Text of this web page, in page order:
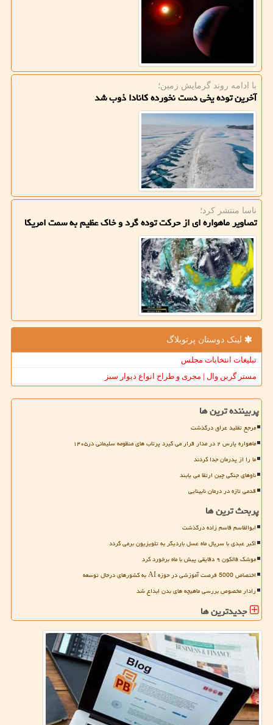
با ادامه روند گرمایش زمین؛
آخرین توده یخی دست نخورده كانادا ذوب شد
ناسا منتشر كرد؛
تصاویر ماهواره ای از حركت توده گرد و خاك عظیم به سمت امریكا
لینک دوستان پرتوبلاگ
تبلیغات انتخابات مجلس
مستر گرین وال | مجری و طراح انواع دیوار سبز
پربیننده ترین ها
مرجع تقلید عراق درگذشت
ماهواره پارس ۲ در مدار قرار می گیرد پرتاب های منظومه سلیمانی در۱۴۰۵
ما را از پدرمان جدا کردند
ناوهای جنگی چین ارتقا می یابند
قدمی تازه در درمان نابینایی
پربحث ترین ها
ابوالقاسم قاسم زاده درگذشت
اکبر عبدی با سریال ماه عسل باردیگر به تلویزیون برمی گردد
موشک فالکون ۹ دقایقی پیش با ماه برخورد کرد
اختصاص 5000 فرصت آموزشی در حوزه AI به کشورهای درحال توسعه
رادار مخصوص بررسی ماهیچه های بدن ابداع شد
جدیدترین ها